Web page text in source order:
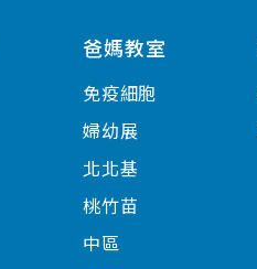
爸媽教室
免疫細胞
婦幼展
北北基
桃竹苗
中區